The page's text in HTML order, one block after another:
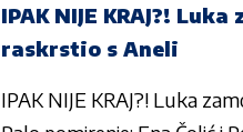
IPAK NIJE KRAJ?!
raskrstio s Aneli
IPAK NIJE KRAJ?! Luka